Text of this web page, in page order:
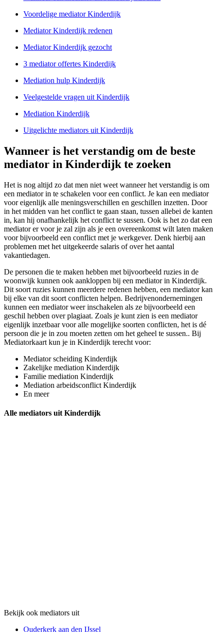
Voordelige mediator Kinderdijk
Mediator Kinderdijk redenen
Mediator Kinderdijk gezocht
3 mediator offertes Kinderdijk
Mediation hulp Kinderdijk
Veelgestelde vragen uit Kinderdijk
Mediation Kinderdijk
Uitgelichte mediators uit Kinderdijk
Wanneer is het verstandig om de beste
mediator in Kinderdijk te zoeken
Het is nog altijd zo dat men niet weet wanneer het verstandig is om
een mediator in te schakelen voor een conflict. Je kan een mediator
voor eigenlijk alle meningsverschillen en geschillen inzetten. Door
in het midden van het conflict te gaan staan, tussen allebei de kanten
in, kan hij onafhankelijk het conflict te sussen. Ook is het zo dat een
mediator er voor je zal zijn als je een overeenkomst wilt laten maken
voor bijvoorbeeld een conflict met je werkgever. Denk hierbij aan
problemen met het uitgekeerde salaris of over het aantal
vakantiedagen.
De personen die te maken hebben met bijvoorbeeld ruzies in de
woonwijk kunnen ook aankloppen bij een mediator in Kinderdijk.
Dit soort ruzies kunnen meerdere redenen hebben, een mediator kan
bij elke van dit soort conflicten helpen. Bedrijvenondernemingen
kunnen een mediator weer inschakelen als ze bijvoorbeeld een
geschil hebben over plagiaat. Zoals je kunt zien is een mediator
eigenlijk inzetbaar voor alle mogelijke soorten conflicten, het is dé
persoon die je in zou moeten zetten om het geheel te sussen.. Bij
Mediatorkaart kun je in Kinderdijk terecht voor:
Mediator scheiding Kinderdijk
Zakelijke mediation Kinderdijk
Familie mediation Kinderdijk
Mediation arbeidsconflict Kinderdijk
En meer
Alle mediators uit Kinderdijk
Bekijk ook mediators uit
Ouderkerk aan den IJssel